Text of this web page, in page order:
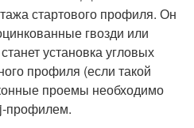
стартового профиля. Он
гвозди или
установка угловых
профиля (если такой
проемы необходимо
профилем.